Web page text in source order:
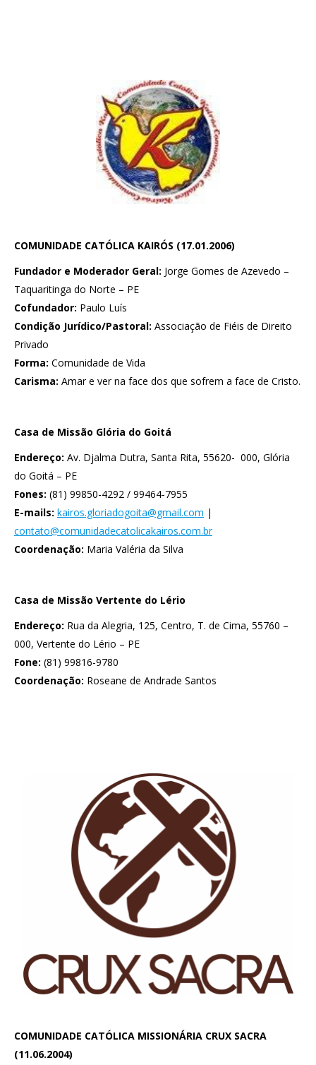
COMUNIDADE CATÓLICA KAIRÓS (17.01.2006)
Fundador e Moderador Geral: Jorge Gomes de Azevedo –
Taquaritinga do Norte – PE
Cofundador: Paulo Luís
Condição Jurídico/Pastoral: Associação de Fiéis de Direito
Privado
Forma: Comunidade de Vida
Carisma: Amar e ver na face dos que sofrem a face de Cristo.
Casa de Missão Glória do Goitá
Endereço: Av. Djalma Dutra, Santa Rita, 55620- 000, Glória
do Goitá – PE
Fones: (81) 99850-4292 / 99464-7955
E-mails: kairos.gloriadogoita@gmail.com |
contato@comunidadecatolicakairos.com.br
Coordenação: Maria Valéria da Silva
Casa de Missão Vertente do Lério
Endereço: Rua da Alegria, 125, Centro, T. de Cima, 55760 –
000, Vertente do Lério – PE
Fone: (81) 99816-9780
Coordenação: Roseane de Andrade Santos
COMUNIDADE CATÓLICA MISSIONÁRIA CRUX SACRA
(11.06.2004)